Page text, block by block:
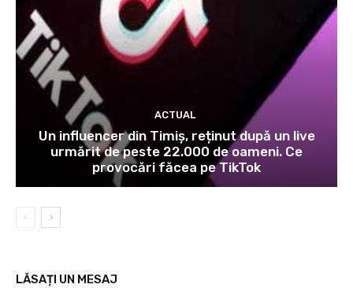
ACTUAL
Un influencer din Timiș, reținut după un live
urmărit de peste 22.000 de oameni. Ce
provocări făcea pe TikTok
LĂSAȚI UN MESAJ